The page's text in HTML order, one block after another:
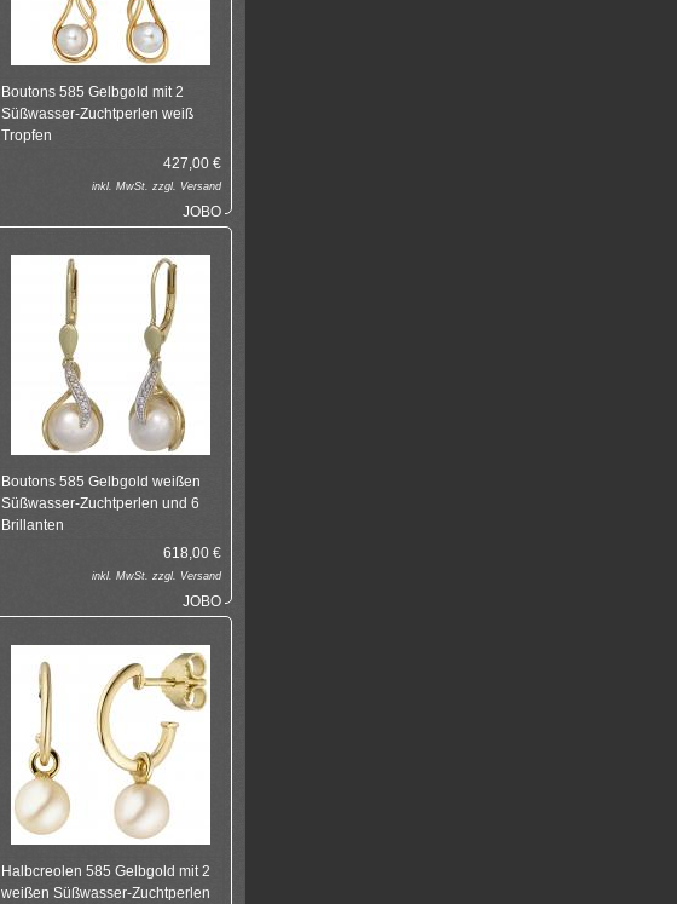
Boutons 585 Gelbgold mit 2
Süßwasser-Zuchtperlen weiß
Tropfen
427,00 €
inkl. MwSt. zzgl. Versand
JOBO
Boutons 585 Gelbgold weißen
Süßwasser-Zuchtperlen und 6
Brillanten
618,00 €
inkl. MwSt. zzgl. Versand
JOBO
Halbcreolen 585 Gelbgold mit 2
weißen Süßwasser-Zuchtperlen